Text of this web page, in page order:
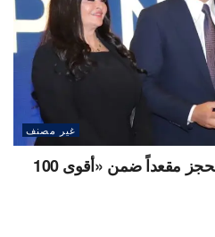
غير مصنف
مجموعة «إم بي للهندسة» تحجز مقعداً ضمن «أقوى 100